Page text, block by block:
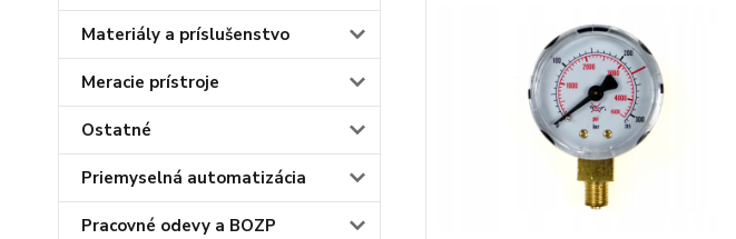
Materiály a príslušenstvo
Meracie prístroje
Ostatné
Priemyselná automatizácia
Pracovné odevy a BOZP